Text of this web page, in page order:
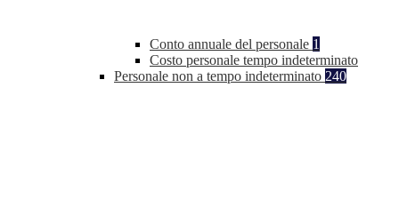
Conto annuale del personale 1
Costo personale tempo indeterminato
Personale non a tempo indeterminato 240